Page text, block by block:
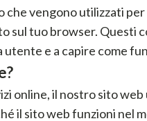
che vengono utilizzati
sul tuo browser. Questi
e a capire come
online, il nostro sito
il sito web funzioni nel